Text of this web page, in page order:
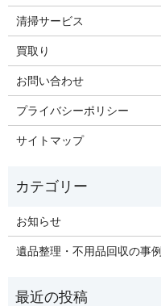
清掃サービス
買取り
お問い合わせ
プライバシーポリシー
サイトマップ
お知らせ
遺品整理・不用品回収の事例